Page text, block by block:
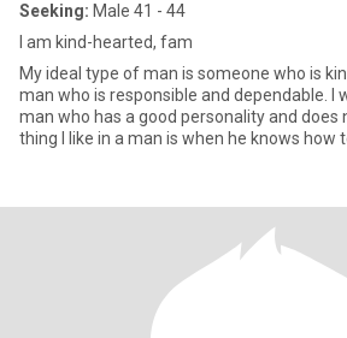
Seeking: Male 41 - 44
I am kind-hearted, fam
My ideal type of man is someone who is
man who is responsible and dependable. I
man who has a good personality and does
thing I like in a man is when he knows how